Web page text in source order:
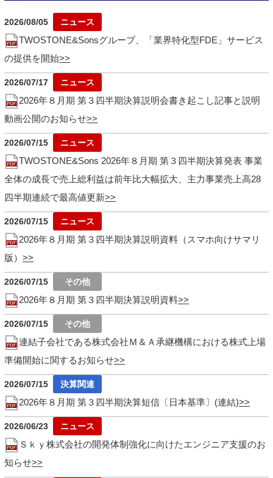
2026/08/05
TWOSTONE&Sonsグループ、「業界特化型FDE」サービス
の提供を開始
2026/07/17
2026年８月期 第３四半期決算説明会書き起こし記事と説明
動画公開のお知らせ
2026/07/15
TWOSTONE&Sons 2026年８月期 第３四半期決算発表 事業
全体の成長で売上総利益は前年比大幅拡大、主力事業売上高28
四半期連続で最高値更新
2026/07/15
2026年８月期 第３四半期決算説明資料（スマホ向けサマリ
版）
2026/07/15
2026年８月期 第３四半期決算説明資料
2026/07/15
連結子会社である株式会社Ｍ＆Ａ承継機構における株式上場
準備開始に関するお知らせ
2026/07/15
2026年８月期 第３四半期決算短信〔日本基準〕(連結)
2026/06/23
Ｓｋｙ株式会社の開発体制強化に向けたエンジニア支援のお
知らせ